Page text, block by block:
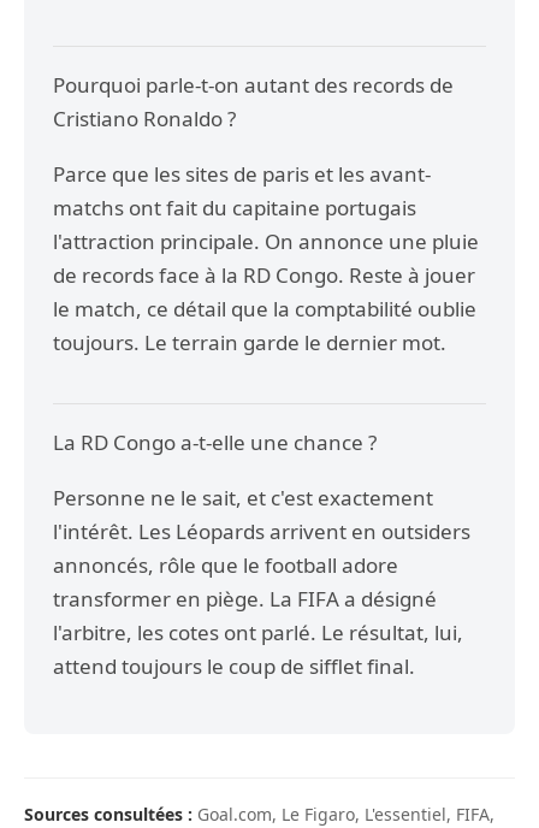
Pourquoi parle-t-on autant des records de
Cristiano Ronaldo ?
Parce que les sites de paris et les avant-
matchs ont fait du capitaine portugais
l'attraction principale. On annonce une pluie
de records face à la RD Congo. Reste à jouer
le match, ce détail que la comptabilité oublie
toujours. Le terrain garde le dernier mot.
La RD Congo a-t-elle une chance ?
Personne ne le sait, et c'est exactement
l'intérêt. Les Léopards arrivent en outsiders
annoncés, rôle que le football adore
transformer en piège. La FIFA a désigné
l'arbitre, les cotes ont parlé. Le résultat, lui,
attend toujours le coup de sifflet final.
Sources consultées : Goal.com, Le Figaro, L'essentiel, FIFA,